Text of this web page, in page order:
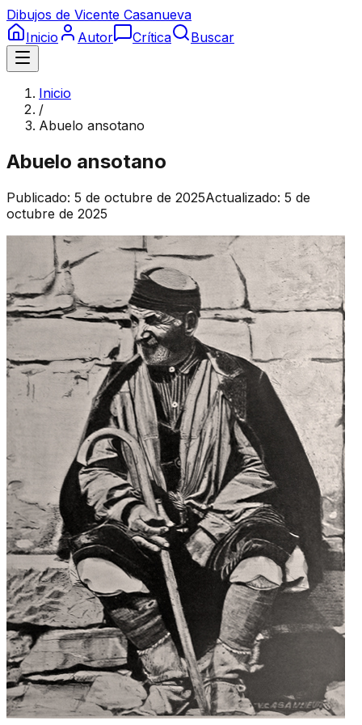
Dibujos de Vicente Casanueva
Inicio
Autor Crítica Buscar
Inicio
/
Abuelo ansotano
Abuelo ansotano
Publicado: 5 de octubre de 2025Actualizado: 5 de
octubre de 2025